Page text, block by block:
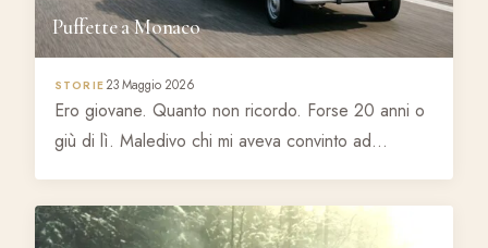
Puffette a Monaco
STORIE 23 Maggio 2026
Ero giovane. Quanto non ricordo. Forse 20 anni o
giù di lì. Maledivo chi mi aveva convinto ad…